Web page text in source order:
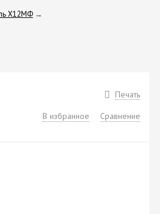
Х12МФ →
Печать
В избранное Сравнение